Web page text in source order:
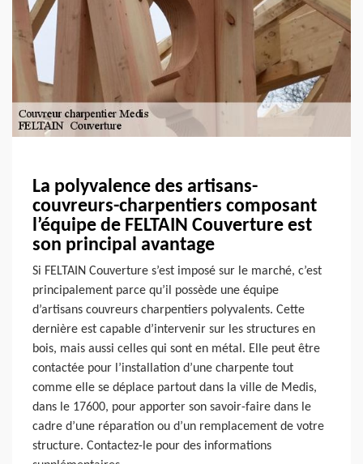
La polyvalence des artisans-
couvreurs-charpentiers composant
l’équipe de FELTAIN Couverture est
son principal avantage
Si FELTAIN Couverture s’est imposé sur le marché, c’est
principalement parce qu’il possède une équipe
d’artisans couvreurs charpentiers polyvalents. Cette
dernière est capable d’intervenir sur les structures en
bois, mais aussi celles qui sont en métal. Elle peut être
contactée pour l’installation d’une charpente tout
comme elle se déplace partout dans la ville de Medis,
dans le 17600, pour apporter son savoir-faire dans le
cadre d’une réparation ou d’un remplacement de votre
structure. Contactez-le pour des informations